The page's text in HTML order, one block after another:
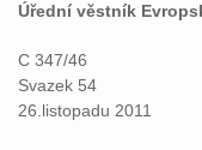
Úřední věstník
C 347/46
Svazek 54
26.listopadu 2011